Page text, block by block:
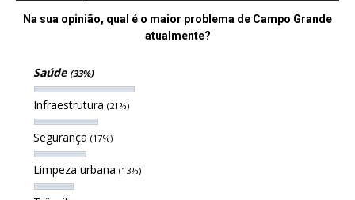
Na sua opinião, qual é o maior problema de Campo Grande
atualmente?
Saúde (33%)
Infraestrutura (21%)
Segurança (17%)
Limpeza urbana (13%)